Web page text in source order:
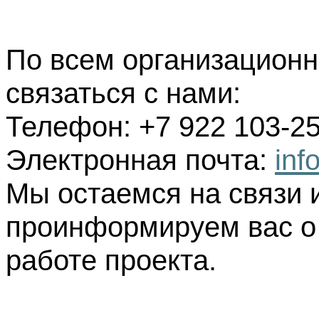
По всем
связаться с нами:
Телефон: +7 922 103-
Электронная почта:
Мы остаемся на связи
проинформируем вас
работе проекта.